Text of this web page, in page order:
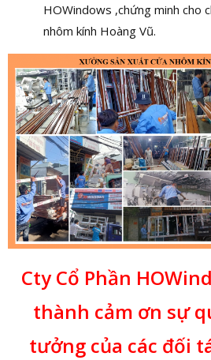
HOWindows ,chứng minh cho
nhôm kính Hoàng Vũ.
Cty Cổ Phần
thành cảm ơn sự
tưởng của các đối